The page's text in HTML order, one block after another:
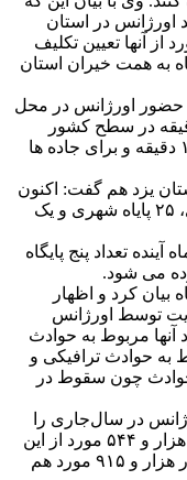
۹۶ پایگاه جدید اورژانس در استان
و تاکنون با کمک خیرین ۸۰ مورد از آنها تعیین تکلیف
حاطرنشان کرد: اکنون ۲۰ پایگاه به همت خیران استان
حضور اورژانس در محل
در شهر ۱۲ دقیقه و در جاده ها ۱۵ دقیقه در سطح کشور
است که این عدد در یزد برای داخل شهر ۱۰ دقیقه و برای جاده ها
یزد هم گفت: اکنون
۵۶ پایگاه اورژانس شامل ۳۰ پایگاه جاده‌ای، ۲۵ پایاه شهری و یک
تعداد پنج پایگاه
می شود.
های استان را ۷۵ دستگاه بیان کرد و اظهار
۲۵۱ مورد ماموریت توسط اورژانس
گرفت که ۲۴ هزار و ۳۵۰ مورد آنها مربوط به حوادث
و ۷۰۲ مورد مربوط به حوادث ترافیکی و
حوادث چون سقوط در
در سال‌جاری را
۱۰۵ هزارو ۱۷۹ مورد بیان کرد و گفت: ۲۴ هزار و ۵۴۴ مورد از این
تماس ها منجر به اعزام آمبولانس شد، چهار هزار و ۹۱۵ مورد هم